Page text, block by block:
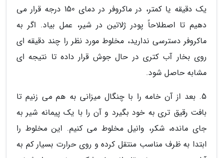
یک دقیقه یا کمتر، در ماکروفر در دمای 150 درجه قرار می
دهیم تا اصطلاحاً پودر ژلاتین در شیر، عمل بیاد. اگر به
ماکروفر دسترسی ندارید، مخلوط مورد نظر را چند دقیقه ای
روی بخار آب کتری در حال جوش قرار داده تا نتیجه ای
مشابه حاصل شود.
5. بعد از آن خامه را با چنگال میزانی به هم می زنیم تا
بافت رقیق تری به خود بگیرد و آن را با یک پیمانه شیر به
جای مانده، شکر، وانیل مخلوط می کنیم. این مخلوط را
ابتدا به ظرف مناسب منتقل کرده و روی حرارت بسیار کم به